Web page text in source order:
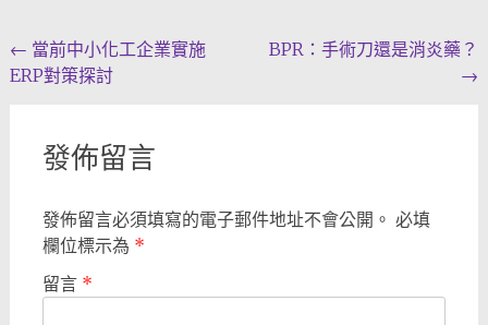
Post
navigation
← 當前中小化工企業實施
ERP對策探討
BPR：手術刀還是消炎藥？
→
發佈留言
發佈留言必須填寫的電子郵件地址不會公開。 必填
欄位標示為 *
留言 *